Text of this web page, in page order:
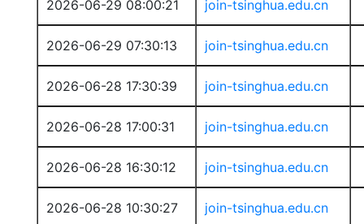
2026-06-29 08:00:21 join-tsinghua.edu.cn
2026-06-29 07:30:13 join-tsinghua.edu.cn
2026-06-28 17:30:39 join-tsinghua.edu.cn
2026-06-28 17:00:31 join-tsinghua.edu.cn
2026-06-28 16:30:12 join-tsinghua.edu.cn
2026-06-28 10:30:27 join-tsinghua.edu.cn